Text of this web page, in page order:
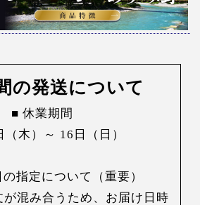
の発送について
■ 休業期間
（木）～ 16日（日）
指定について（重要）
混み合うため、お届け日時